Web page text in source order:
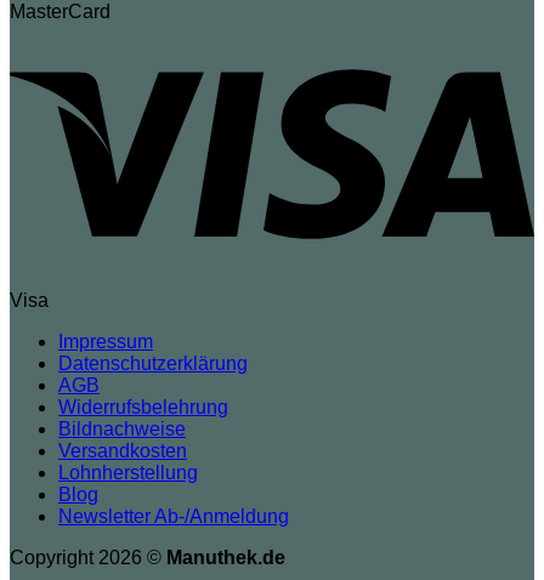
MasterCard
Visa
Impressum
Datenschutzerklärung
AGB
Widerrufsbelehrung
Bildnachweise
Versandkosten
Lohnherstellung
Blog
Newsletter Ab-/Anmeldung
Copyright 2026 © Manuthek.de